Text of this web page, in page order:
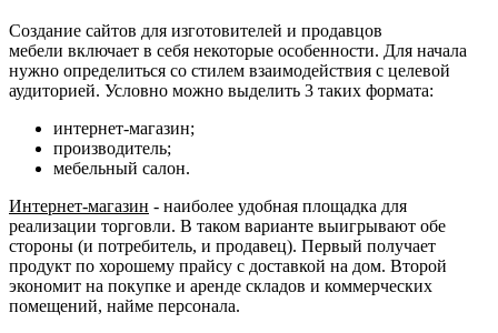
Создание сайтов для изготовителей и продавцов
мебели включает в себя некоторые особенности. Для начала
нужно определиться со стилем взаимодействия с целевой
аудиторией. Условно можно выделить 3 таких формата:
интернет-магазин;
производитель;
мебельный салон.
Интернет-магазин - наиболее удобная площадка для
реализации торговли. В таком варианте выигрывают обе
стороны (и потребитель, и продавец). Первый получает
продукт по хорошему прайсу с доставкой на дом. Второй
экономит на покупке и аренде складов и коммерческих
помещений, найме персонала.